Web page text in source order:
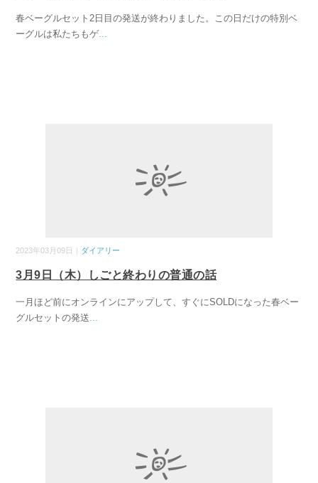
春ベーグルセット2日目の発送が終わりました。この日だけの特別ベ
ーグルは私たちもゲ...
2023年03月09日｜ ダイアリー
3月9日（木）しごと終わりの普通の話
一月ほど前にオンラインにアップして、すぐにSOLDになった春ベー
グルセットの発送...